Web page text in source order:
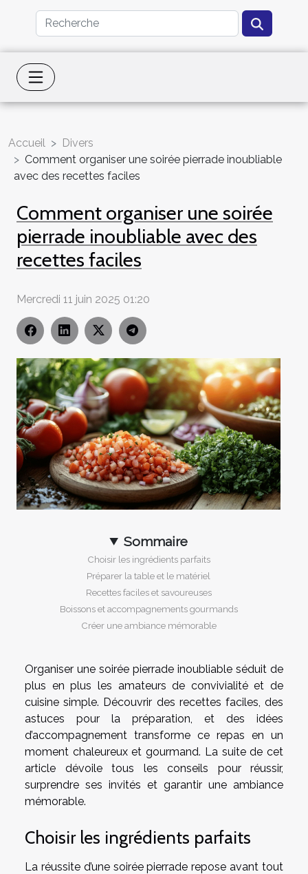
Accueil
Divers
Comment organiser une soirée pierrade inoubliable
avec des recettes faciles
Comment organiser une soirée
pierrade inoubliable avec des
recettes faciles
Mercredi 11 juin 2025 01:20
Sommaire
Choisir les ingrédients parfaits
Préparer la table et le matériel
Recettes faciles et savoureuses
Boissons et accompagnements gourmands
Créer une ambiance mémorable
Organiser une soirée pierrade inoubliable séduit de
plus en plus les amateurs de convivialité et de
cuisine simple. Découvrir des recettes faciles, des
astuces pour la préparation, et des idées
d’accompagnement transforme ce repas en un
moment chaleureux et gourmand. La suite de cet
article dévoile tous les conseils pour réussir,
surprendre ses invités et garantir une ambiance
mémorable.
Choisir les ingrédients parfaits
La réussite d’une soirée pierrade repose avant tout